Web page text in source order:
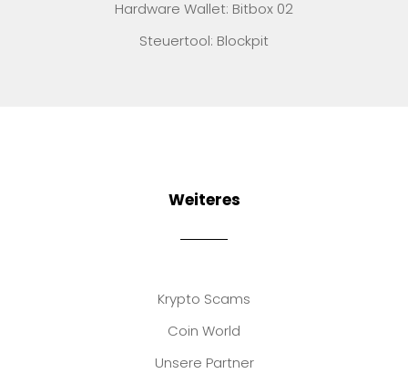
Hardware Wallet: Bitbox 02
Steuertool: Blockpit
Weiteres
Krypto Scams
Coin World
Unsere Partner